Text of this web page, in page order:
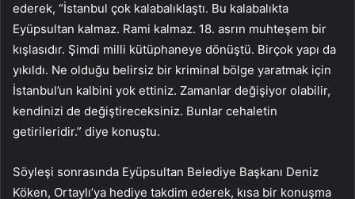
ederek, “İstanbul çok kalabalıklaştı. Bu kalabalıkta
Eyüpsultan kalmaz. Rami kalmaz. 18. asrın muhteşem bir
kışlasıdır. Şimdi milli kütüphaneye dönüştü. Birçok yapı da
yıkıldı. Ne olduğu belirsiz bir kriminal bölge yaratmak için
İstanbul’un kalbini yok ettiniz. Zamanlar değişiyor olabilir,
kendinizi de değiştireceksiniz. Bunlar cehaletin
getirileridir.” diye konuştu.
Söyleşi sonrasında Eyüpsultan Belediye Başkanı Deniz
Köken, Ortaylı’ya hediye takdim ederek, kısa bir konuşma